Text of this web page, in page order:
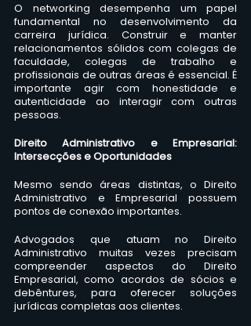
O networking desempenha um papel
fundamental no desenvolvimento da
carreira jurídica. Construir e manter
relacionamentos sólidos com colegas de
faculdade, colegas de trabalho e
profissionais de outras áreas é essencial. É
importante agir com honestidade e
autenticidade ao interagir com outras
pessoas.
Direito Administrativo e Empresarial:
Intersecções e Oportunidades
Mesmo sendo áreas distintas, o Direito
Administrativo e Empresarial possuem
pontos de conexão importantes.
Advogados que atuam no Direito
Administrativo muitas vezes precisam
compreender aspectos do Direito
Empresarial, como acordos de sócios e
debêntures, para oferecer soluções
jurídicas completas aos clientes.